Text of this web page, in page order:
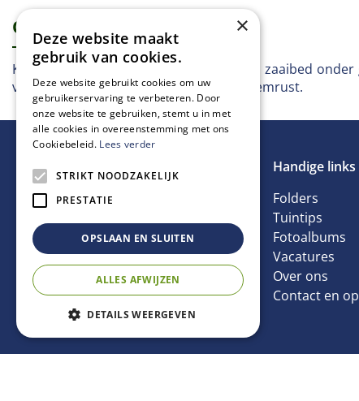
Kropsla Zwart-Duits
Omschrijving Specificaties
Kropsla - Zwart Duits Februari-maart op zaaibed
van belang: een beetje kou ‘breekt’ de kiemrust.
Handige links
Folders
Tuintips
Fotoalbums
Vacatures
Over ons
Contact en
×
Deze website maakt
gebruik van cookies.
Deze website gebruikt cookies om uw
gebruikerservaring te verbeteren. Door
onze website te gebruiken, stemt u in met
alle cookies in overeenstemming met ons
Cookiebeleid. Lees verder
STRIKT NOODZAKELIJK
PRESTATIE
OPSLAAN EN SLUITEN
ALLES AFWIJZEN
DETAILS WEERGEVEN